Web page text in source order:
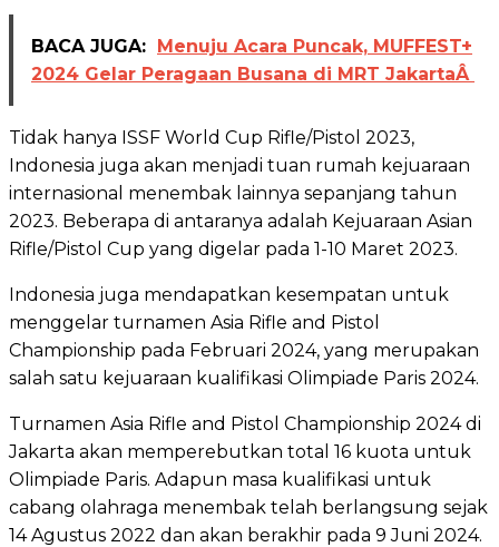
BACA JUGA: Menuju Acara Puncak, MUFFEST+
2024 Gelar Peragaan Busana di MRT JakartaÂ
Tidak hanya ISSF World Cup Rifle/Pistol 2023,
Indonesia juga akan menjadi tuan rumah kejuaraan
internasional menembak lainnya sepanjang tahun
2023. Beberapa di antaranya adalah Kejuaraan Asian
Rifle/Pistol Cup yang digelar pada 1-10 Maret 2023.
Indonesia juga mendapatkan kesempatan untuk
menggelar turnamen Asia Rifle and Pistol
Championship pada Februari 2024, yang merupakan
salah satu kejuaraan kualifikasi Olimpiade Paris 2024.
Turnamen Asia Rifle and Pistol Championship 2024 di
Jakarta akan memperebutkan total 16 kuota untuk
Olimpiade Paris. Adapun masa kualifikasi untuk
cabang olahraga menembak telah berlangsung sejak
14 Agustus 2022 dan akan berakhir pada 9 Juni 2024.